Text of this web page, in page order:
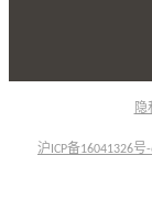
隐
沪ICP备16041326号